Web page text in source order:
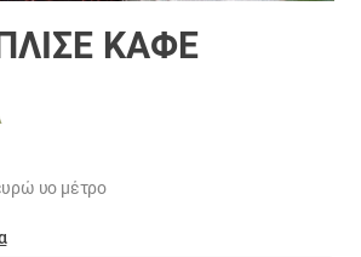
ΚΑΦΕ
υο μέτρο